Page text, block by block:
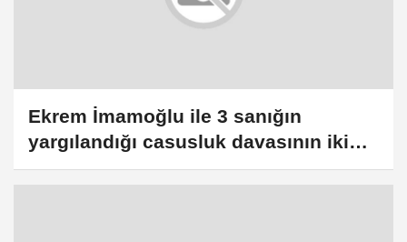
Ekrem İmamoğlu ile 3 sanığın
yargılandığı casusluk davasının ikinci
duruşması başladı